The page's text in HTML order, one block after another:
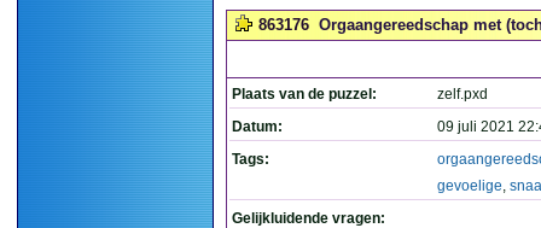
863176 Orgaangereedschap met
Plaats van de puzzel:
zelf.pxd
Datum:
09 juli 2021
Tags:
gevoelige,
Gelijkluidende vragen: